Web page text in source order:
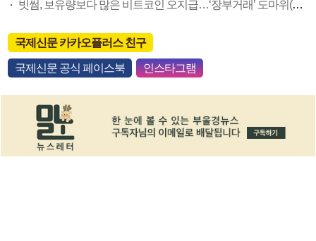
빗썸, 보유량보다 많은 비트코인 오지급…‘장부거래’ 도마위(종합)
국제신문 카카오플러스 친구
국제신문 공식 페이스북 인스타그램